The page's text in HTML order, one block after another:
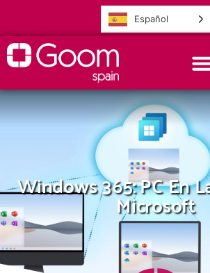
Español
Windows 365: PC En
Microsoft